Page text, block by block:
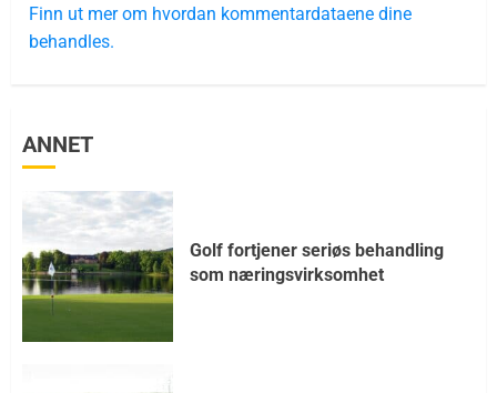
Finn ut mer om hvordan kommentardataene dine
behandles.
ANNET
Golf fortjener seriøs behandling
som næringsvirksomhet